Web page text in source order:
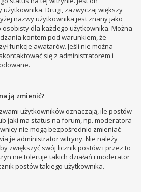
Drugi, zazwyczaj większy
nazwy użytkownika jest znany jako
dla każdego użytkownika. Można
kontem pod warunkiem, że
funkcje awatarów. Jeśli nie można
się z administratorem i
ją zmienić?
użytkowników oznaczają, ile postów
jaki ma status na forum, np. moderatora
nie mogą bezpośrednio zmieniać
je administrator witryny. Nie należy
zwiększyć swój licznik postów i przez to
nie toleruje takich działań i moderator
postów takiego użytkownika.